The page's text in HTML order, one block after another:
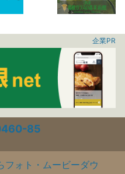
企業PR
85
フォト・ムービーダウ